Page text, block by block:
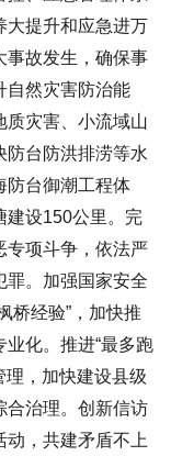
大提升和应急进万
事故发生，确保事
自然灾害防治能
质灾害、小流域山
防台防洪排涝等水
防台御潮工程体
建设150公里。完
专项斗争，依法严
罪。加强国家安全
桥经验”，加快推
化。推进“最多跑
理，加快建设县级
合治理。创新信访
动，共建矛盾不上